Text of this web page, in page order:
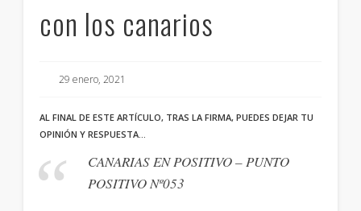
con los canarios
29 enero, 2021
AL FINAL DE ESTE ARTÍCULO, TRAS LA FIRMA, PUEDES DEJAR TU
OPINIÓN Y RESPUESTA…
CANARIAS EN POSITIVO – PUNTO
POSITIVO Nº053